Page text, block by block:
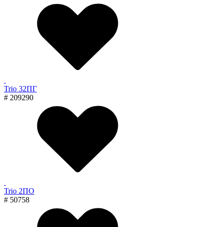
Trio 32ПГ
# 209290
Trio 2ПО
# 50758